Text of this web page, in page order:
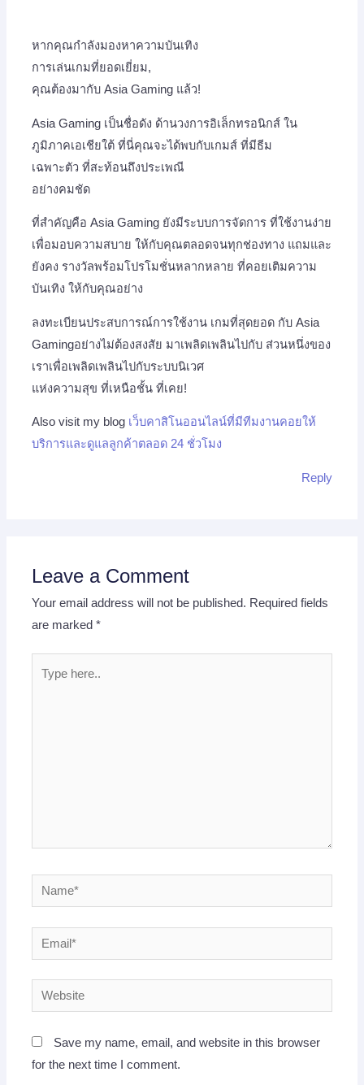
หากคุณกำลังมองหาความบันเทิง
การเล่นเกมที่ยอดเยี่ยม,
คุณต้องมากับ Asia Gaming แล้ว!
Asia Gaming เป็นชื่อดัง ด้านวงการอิเล็กทรอนิกส์ ใน
ภูมิภาคเอเชียใต้ ที่นี่คุณจะได้พบกับเกมส์ ที่มีธีม
เฉพาะตัว ที่สะท้อนถึงประเพณี
อย่างคมชัด
ที่สำคัญคือ Asia Gaming ยังมีระบบการจัดการ ที่ใช้งานง่าย
เพื่อมอบความสบาย ให้กับคุณตลอดจนทุกช่องทาง แถมและ
ยังคง รางวัลพร้อมโปรโมชั่นหลากหลาย ที่คอยเติมความ
บันเทิง ให้กับคุณอย่าง
ลงทะเบียนประสบการณ์การใช้งาน เกมที่สุดยอด กับ Asia
Gamingอย่างไม่ต้องสงสัย มาเพลิดเพลินไปกับ ส่วนหนึ่งของ
เราเพื่อเพลิดเพลินไปกับระบบนิเวศ
แห่งความสุข ที่เหนือชั้น ที่เคย!
Also visit my blog เว็บคาสิโนออนไลน์ที่มีทีมงานคอยให้
บริการและดูแลลูกค้าตลอด 24 ชั่วโมง
Reply
Leave a Comment
Your email address will not be published. Required fields
are marked*
Name*
Email*
Website
Save my name, email, and website in this browser
for the next time I comment.